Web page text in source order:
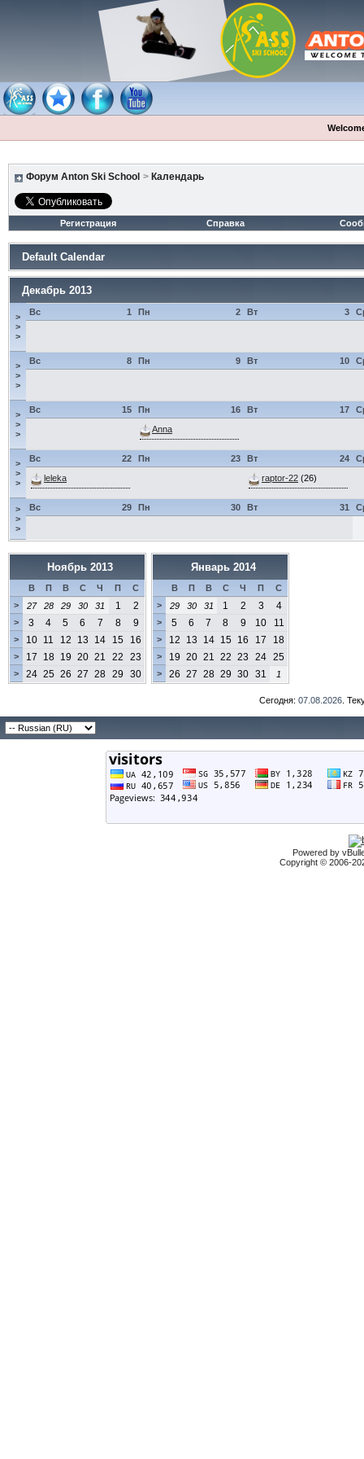
Форум Anton Ski School > Календарь
Регистрация Справка
Default Calendar
Декабрь 2013
>
>
>
1
Вс 2
Пн 3
Вт
>
>
>
8
Вс 9
Пн 10
Вт
>
>
>
15
Вс 16
Пн
Anna
17
Вт
>
>
>
22
Вс
leleka
23
Пн 24
Вт
raptor-22 (26)
>
>
>
29
Вс 30
Пн 31
Вт
Ноябрь 2013
В П В С Ч П
С
>
27 28 29 30 31 1 2
> 3 4 5 6 7 8 9
> 10 11 12 13 14 15 16
> 17 18 19 20 21 22 23
> 24 25 26 27 28 29 30
Январь 2014
В П В С Ч П
С
>
29 30 31 1 2 3 4
> 5 6 7 8 9 10 11
> 12 13 14 15 16 17 18
> 19 20 21 22 23 24 25
> 26 27 28 29 30 31 1
Сегодня: 07.08.2026 .
Powered by
Copyright © 2006-